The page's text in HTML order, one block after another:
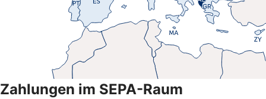
Zahlungen im SEPA-Raum